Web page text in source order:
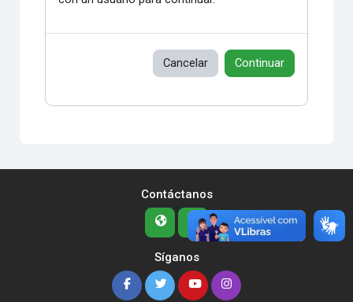
Cancelar Continuar
Contáctanos
Síganos